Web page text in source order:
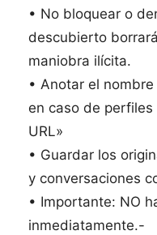
• No bloquear o
descubierto
maniobra ilícita.
• Anotar el
en caso de
URL»
• Guardar los
y conversaciones
• Importante: NO
inmediatamente.-